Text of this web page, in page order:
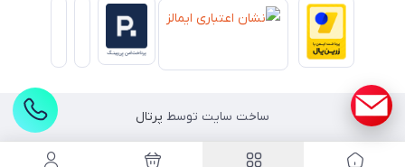
ساخت سایت توسط پرتال